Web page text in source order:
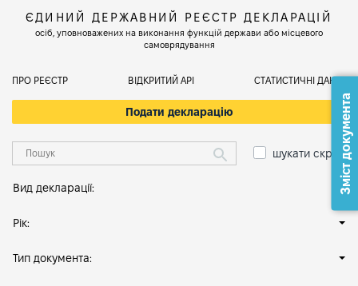
ЄДИНИЙ ДЕРЖАВНИЙ РЕЄСТР ДЕКЛАРАЦІЙ
осіб, уповноважених на виконання функцій держави або місцевого
самоврядування
ПРО РЕЄСТР ВІДКРИТИЙ АРІ СТАТИСТИЧНІ ДАНІ
Подати декларацію
шукати скрізь
Вид декларації:
Рік:
Тип документа:
Зміст документа